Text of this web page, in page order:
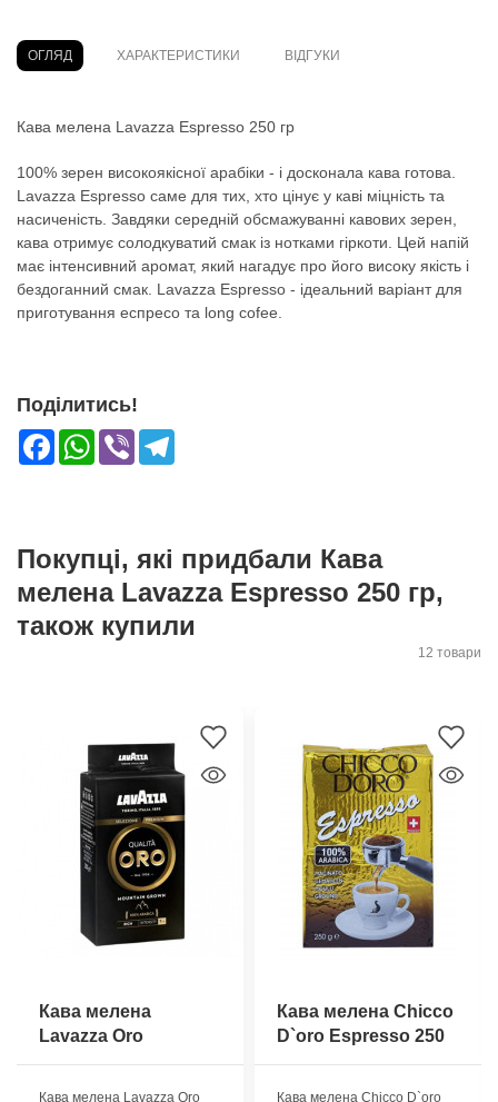
ОГЛЯД ХАРАКТЕРИСТИКИ ВІДГУКИ
Кава мелена Lavazza Espresso 250 гр
100% зерен високоякісної арабіки - і досконала кава готова.
Lavazza Espresso саме для тих, хто цінує у каві міцність та
насиченість. Завдяки середній обсмажуванні кавових зерен,
кава отримує солодкуватий смак із нотками гіркоти. Цей напій
має інтенсивний аромат, який нагадує про його високу якість і
бездоганний смак. Lavazza Espresso - ідеальний варіант для
приготування еспресо та long cofee.
Поділитись!
FacebookWhatsApp
Viber
Покупці, які придбали Кава
мелена Lavazza Espresso 250 гр,
також купили
12 товари
Кава мелена
Lavazza Oro
Mountain Grown 250
Кава мелена Lavazza Oro
Кава мелена Chicco
D`oro Espresso 250
гр
Кава мелена Chicco D`oro